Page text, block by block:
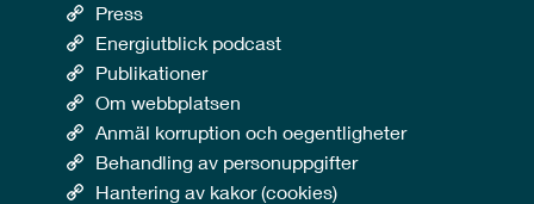
Press
Energiutblick podcast
Publikationer
Om webbplatsen
Anmäl korruption och oegentligheter
Behandling av personuppgifter
Hantering av kakor (cookies)